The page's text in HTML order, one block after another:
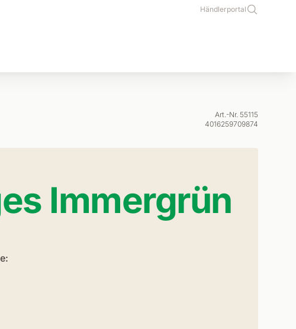
Händlerportal
Art.-Nr. 55115
4016259709874
Immergrün